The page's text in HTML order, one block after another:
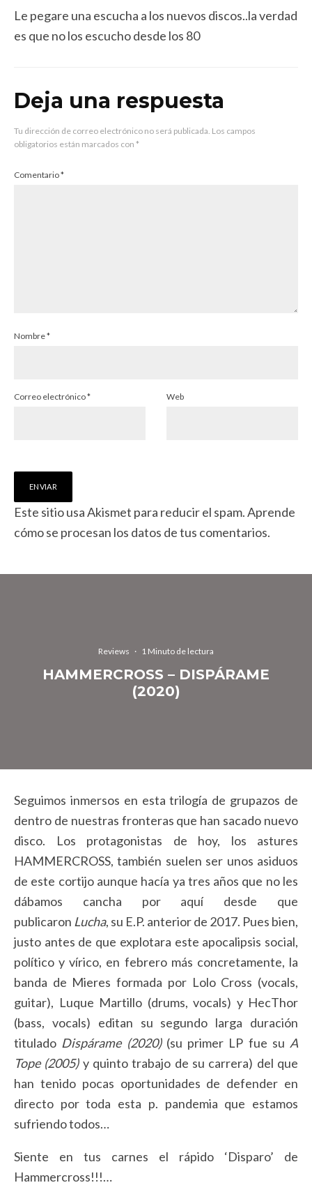
Le pegare una escucha a los nuevos discos..la verdad
es que no los escucho desde los 80
Deja una respuesta
Tu dirección de correo electrónico no será publicada. Los campos
obligatorios están marcados con *
Comentario*
Nombre*
Correo electrónico* Web
Este sitio usa Akismet para reducir el spam.Aprende
cómo se procesan los datos de tus comentarios.
Reviews · 1 Minuto de lectura
HAMMERCROSS – DISPÁRAME
(2020)
Seguimos inmersos en esta trilogía de grupazos de
dentro de nuestras fronteras que han sacado nuevo
disco. Los protagonistas de hoy, los astures
HAMMERCROSS, también suelen ser unos asiduos
de este cortijo aunque hacía ya tres años que no les
dábamos cancha por aquí desde que
publicaron Lucha, su E.P. anterior de 2017. Pues bien,
justo antes de que explotara este apocalipsis social,
político y vírico, en febrero más concretamente, la
banda de Mieres formada por Lolo Cross (vocals,
guitar), Luque Martillo (drums, vocals) y HecThor
(bass, vocals) editan su segundo larga duración
titulado Dispárame (2020)(su primer LP fue su A
Tope (2005)y quinto trabajo de su carrera) del que
han tenido pocas oportunidades de defender en
directo por toda esta p. pandemia que estamos
sufriendo todos…
Siente en tus carnes el rápido ‘Disparo’ de
Hammercross!!!…